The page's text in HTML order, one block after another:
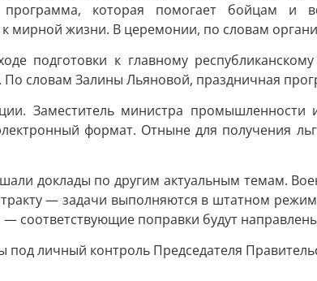
которая помогает бойцам и
мирной жизни. В церемонии, по словам
подготовки к главному
По словам Залины Льяновой, праздничная
Заместитель министра
формат. Отныне для получения
доклады по другим актуальным темам.
— задачи выполняются в штатном
соответствующие поправки будут
личный контроль Председателя